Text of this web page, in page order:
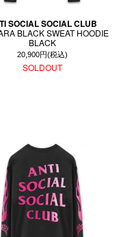
SOCIAL SOCIAL CLUB
BLACK SWEAT HOODIE
BLACK
20,900円(税込)
SOLDOUT